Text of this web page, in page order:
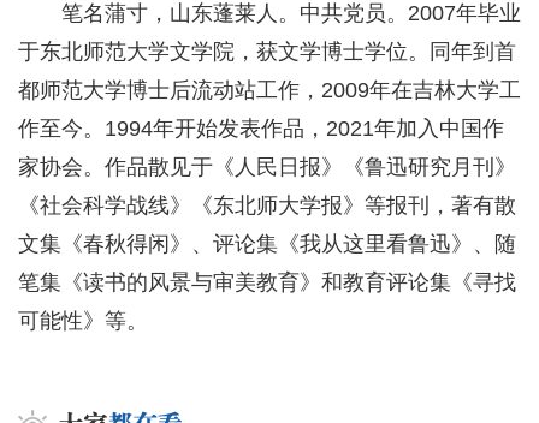
笔名蒲寸，山东蓬莱人。中共党员。2007年毕业
于东北师范大学文学院，获文学博士学位。同年到首
都师范大学博士后流动站工作，2009年在吉林大学工
作至今。1994年开始发表作品，2021年加入中国作
家协会。作品散见于《人民日报》《鲁迅研究月刊》
《社会科学战线》《东北师大学报》等报刊，著有散
文集《春秋得闲》、评论集《我从这里看鲁迅》、随
笔集《读书的风景与审美教育》和教育评论集《寻找
可能性》等。